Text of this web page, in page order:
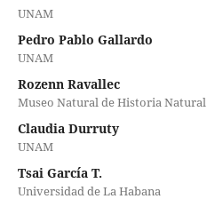
UNAM
Pedro Pablo Gallardo
UNAM
Rozenn Ravallec
Museo Natural de Historia Natural
Claudia Durruty
UNAM
Tsai García T.
Universidad de La Habana